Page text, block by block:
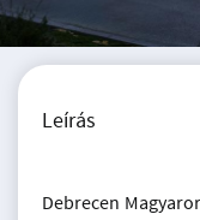
Leírás
Debrecen